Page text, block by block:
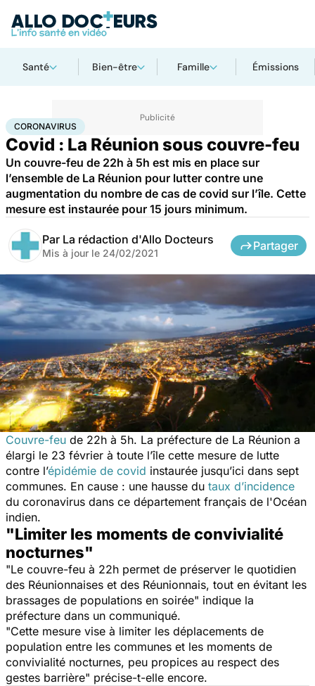
Santé Bien-être Famille Émissions
AccueilSantéCoronavirus
CORONAVIRUS
Covid : La Réunion sous couvre-feu
Un couvre-feu de 22h à 5h est mis en place sur
l’ensemble de La Réunion pour lutter contre une
augmentation du nombre de cas de covid sur l’île. Cette
mesure est instaurée pour 15 jours minimum.
Par La rédaction d'Allo Docteurs
Mis à jour le 24/02/2021
Partager
Couvre-feu de 22h à 5h. La préfecture de La Réunion a
élargi le 23 février à toute l’île cette mesure de lutte
contre l’épidémie de covid instaurée jusqu’ici dans sept
communes. En cause : une hausse du taux d’incidence
du coronavirus dans ce département français de l'Océan
indien.
"Limiter les moments de convivialité
nocturnes"
"Le couvre-feu à 22h permet de préserver le quotidien
des Réunionnaises et des Réunionnais, tout en évitant les
brassages de populations en soirée" indique la
préfecture dans un communiqué.
"Cette mesure vise à limiter les déplacements de
population entre les communes et les moments de
convivialité nocturnes, peu propices au respect des
gestes barrière" précise-t-elle encore.